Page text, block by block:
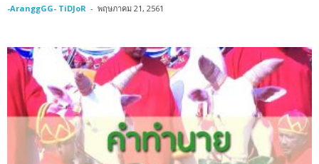
-AranggGG- TiDJoR - พฤษภาคม 21, 2561